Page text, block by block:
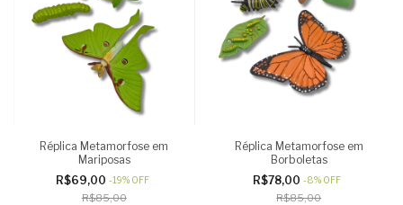
Réplica Metamorfose em
Mariposas
R$69,00 -19% OFF
R$85,00
Réplica Metamorfose em
Borboletas
R$78,00-8% OFF
R$85,00